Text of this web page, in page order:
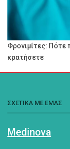
Φρονιμίτες: Πότε
κρατήσετε
ΣΧΕΤΙΚΑ ΜΕ ΕΜΑΣ
Medinova